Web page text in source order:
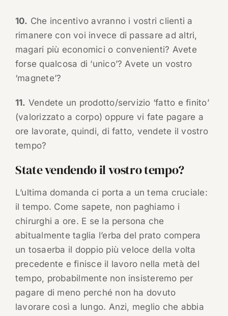
10. Che incentivo avranno i vostri clienti a
rimanere con voi invece di passare ad altri,
magari più economici o convenienti? Avete
forse qualcosa di ‘unico’? Avete un vostro
‘magnete’?
11. Vendete un prodotto/servizio ‘fatto e finito’
(valorizzato a corpo) oppure vi fate pagare a
ore lavorate, quindi, di fatto, vendete il vostro
tempo?
State vendendo il vostro tempo?
L’ultima domanda ci porta a un tema cruciale:
il tempo. Come sapete, non paghiamo i
chirurghi a ore. E se la persona che
abitualmente taglia l’erba del prato compera
un tosaerba il doppio più veloce della volta
precedente e finisce il lavoro nella metà del
tempo, probabilmente non insisteremo per
pagare di meno perché non ha dovuto
lavorare così a lungo. Anzi, meglio che abbia